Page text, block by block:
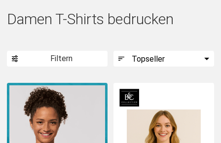
HOODIES & SWEATS
POLOSHIRTS
Damen T-Shirts bedrucken
Filtern